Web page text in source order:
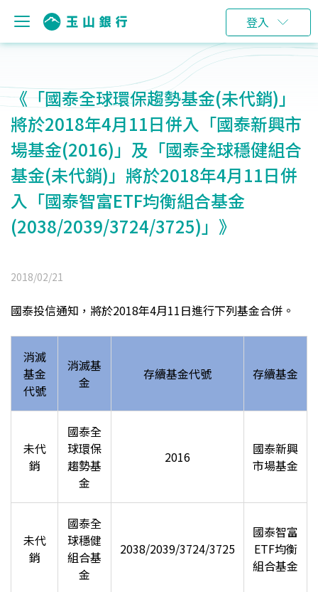
登入
《「國泰全球環保趨勢基金(未代銷)」
將於2018年4月11日併入「國泰新興市
場基金(2016)」及「國泰全球穩健組合
基金(未代銷)」將於2018年4月11日併
入「國泰智富ETF均衡組合基金
(2038/2039/3724/3725)」》
2018/02/21
國泰投信通知，將於2018年4月11日進行下列基金合併。
消滅
基金
代號
消滅基
金
存續基金代號 存續基金
未代
銷
國泰全
球環保
趨勢基
金
2016
國泰新興
市場基金
未代
銷
國泰全
球穩健
組合基
金
2038/2039/3724/3725
國泰智富
ETF均衡
組合基金